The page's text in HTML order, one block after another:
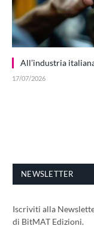
All’industria
17/07/2026
NEWSLETTER
Iscriviti alla
di BitMAT Edizioni.